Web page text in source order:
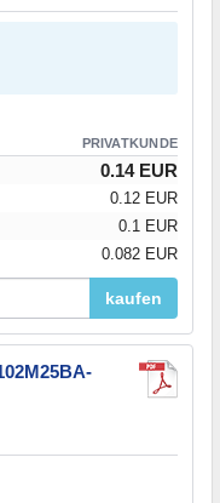
PRIVATKUNDE
0.14 EUR
0.12 EUR
0.1 EUR
0.082 EUR
kaufen